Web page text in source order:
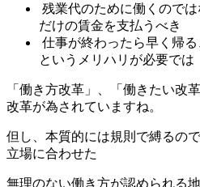
残業代のために働くので
だけの賃金を支払うべき
仕事が終わったら早く帰
というメリハリが必要では
「働き方改革」、「働きたい改
改革が為されていますね。
但し、本質的には規則で縛るの
立場に合わせた
無理のない働き方が認められる